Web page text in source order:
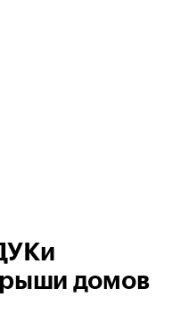
домов